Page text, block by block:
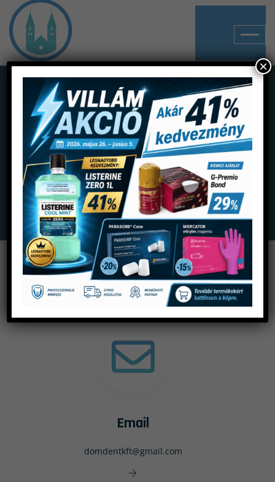
Kapcsolat
Home Kapcsolat
Email
domdentkft@gmail.com
×